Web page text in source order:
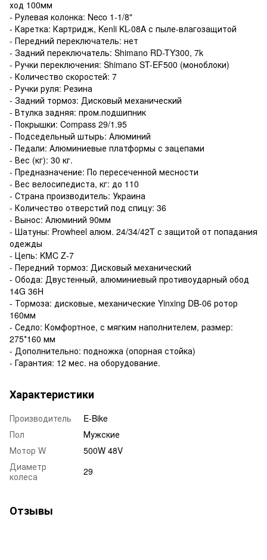
ход 100мм
- Рулевая колонка: Neco 1-1/8"
- Каретка: Картридж, Kenli KL-08A с пыле-влагозащитой
- Передний переключатель: нет
- Задний переключатель: Shimano RD-TY300, 7k
- Ручки переключения: Shimano ST-EF500 (моноблоки)
- Количество скоростей: 7
- Ручки руля: Резина
- Задний тормоз: Дисковый механический
- Втулка задняя: пром.подшипник
- Покрышки: Compass 29/1.95
- Подседельный штырь: Алюминий
- Педали: Алюминиевые платформы с зацепами
- Вес (кг): 30 кг.
- Предназначение: По пересеченной месности
- Вес велосипедиста, кг: до 110
- Страна производитель: Украина
- Количество отверстий под спицу: 36
- Вынос: Алюминий 90мм
- Шатуны: Prowheel алюм. 24/34/42T с защитой от попадания
одежды
- Цепь: KMC Z-7
- Передний тормоз: Дисковый механический
- Обода: Двустенный, алюминиевый противоударный обод
14G 36H
- Тормоза: дисковые, механические Yinxing DB-06 ротор
160мм
- Седло: Комфортное, с мягким наполнителем, размер:
275*160 мм
- Дополнительно: подножка (опорная стойка)
- Гарантия: 12 мес. на оборудование.
Характеристики
Производитель
E-Bike
Пол
Мужские
Мотор W
500W 48V
Диаметр
колеса
29
Отзывы